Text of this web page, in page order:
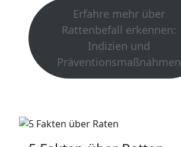
Erfahre mehr über
Rattenbefall erkennen:
Indizien und
Präventionsmaßnahmen